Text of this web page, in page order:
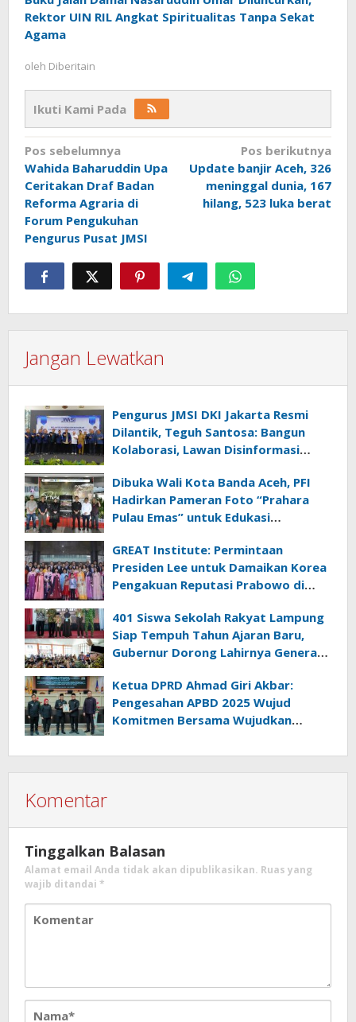
Rektor UIN RIL Angkat Spiritualitas Tanpa Sekat
Agama
oleh Diberitain
Ikuti Kami Pada
Navigasi
pos
Pos sebelumnya
Wahida Baharuddin Upa
Ceritakan Draf Badan
Reforma Agraria di
Forum Pengukuhan
Pengurus Pusat JMSI
Pos berikutnya
Update banjir Aceh, 326
meninggal dunia, 167
hilang, 523 luka berat
Jangan Lewatkan
Pengurus JMSI DKI Jakarta Resmi
Dilantik, Teguh Santosa: Bangun
Kolaborasi, Lawan Disinformasi
Dibuka Wali Kota Banda Aceh, PFI
Hadirkan Pameran Foto “Prahara
Pulau Emas” untuk Edukasi
GREAT Institute: Permintaan
Presiden Lee untuk Damaikan Korea
Pengakuan Reputasi Prabowo di
401 Siswa Sekolah Rakyat Lampung
Siap Tempuh Tahun Ajaran Baru,
Gubernur Dorong Lahirnya Generasi
Ketua DPRD Ahmad Giri Akbar:
Pengesahan APBD 2025 Wujud
Komitmen Bersama Wujudkan
Komentar
Tinggalkan Balasan
Alamat email Anda tidak akan dipublikasikan. Ruas yang
wajib ditandai *